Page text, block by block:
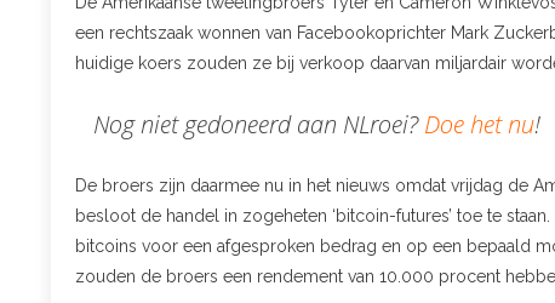
een rechtszaak wonnen van Facebookoprichter Mark
huidige koers zouden ze bij verkoop daarvan miljardair
Nog niet gedoneerd aan NLroei?Doe het nu!
De broers zijn daarmee nu in het nieuws omdat vrijdag de
besloot de handel in zogeheten ‘bitcoin-futures’ toe te
bitcoins voor een afgesproken bedrag en op een bepaald
zouden de broers een rendement van 10.000 procent